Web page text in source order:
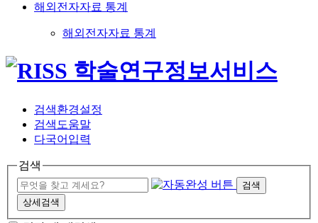
해외전자자료 통계
해외전자자료 통계
검색환경설정
검색도움말
다국어입력
검색
검색
상세검색